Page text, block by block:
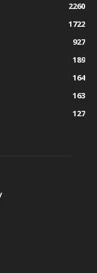
2260
1722
927
189
164
163
127